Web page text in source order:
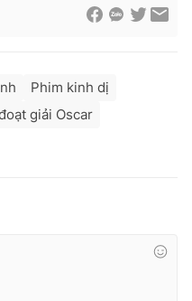
Phim kinh dị
giải Oscar